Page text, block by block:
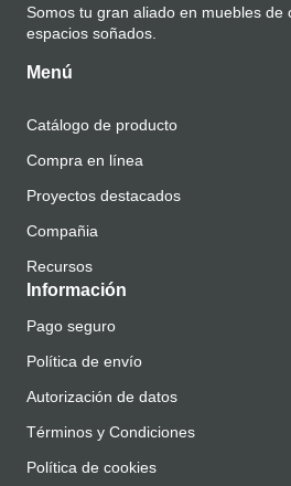
Somos tu gran aliado en muebles de
espacios soñados.
Menú
Catálogo de producto
Compra en línea
Proyectos destacados
Compañia
Recursos
Información
Pago seguro
Política de envío
Autorización de datos
Términos y Condiciones
Política de cookies